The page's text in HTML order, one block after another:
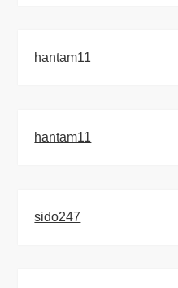
hantam11
hantam11
sido247